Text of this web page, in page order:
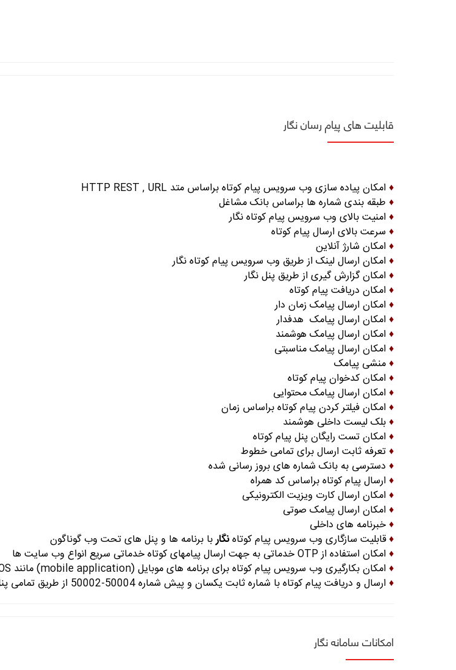
قابلیت های پیام رسان نگار
♦امکان پیاده سازی وب سرویس پیام کوتاه براساس متد HTTP REST , URL
♦ طبقه بندی شماره ها براساس بانک مشاغل
♦امنیت بالای وب سرویس پیام کوتاه نگار
♦ سرعت بالای ارسال پیام کوتاه
♦امکان شارژ آنلاین
♦امکان ارسال لینک از طریق وب سرویس پیام کوتاه نگار
♦امکان گزارش گیری از طریق پنل نگار
♦امکان دریافت پیام کوتاه
♦امکان ارسال پیامک زمان دار
♦امکان ارسال پیامک هدفدار
♦امکان ارسال پیامک هوشمند
♦امکان ارسال پیامک مناسبتی
♦منشی پیامک
♦امکان کدخوان پیام کوتاه
♦امکان ارسال پیامک محتوایی
♦امکان فیلتر کردن پیام کوتاه براساس زمان
♦بلک لیست داخلی هوشمند
♦امکان تست رایگان پنل پیام کوتاه
♦تعرفه ثابت ارسال برای تمامی خطوط
♦ دسترسی به بانک شماره های بروز رسانی شده
♦ارسال پیام کوتاه براساس کد همراه
♦امکان ارسال کارت ویزیت الکترونیکی
♦امکان ارسال پیامک صوتی
♦خبرنامه های داخلی
♦قابلیت سازگاری وب سرویس پیام کوتاهنگاربا برنامه ها و پنل های تحت وب گوناگون
♦امکان استفاده از OTP خدماتی به جهت ارسال پیامهای کوتاه خدماتی سریع انواع وب سایت ها
♦امکان بکارگیری وب سرویس پیام کوتاه برای برنامه های موبایل (mobile application) مانند Android , IOS
♦ارسال و دریافت پیام کوتاه با شماره ثابت یکسان و پیش شماره 50004-50002 از طریق تمامی پنل ها و برنامه های کاربردی سمت کاربر
امکانات سامانه نگار